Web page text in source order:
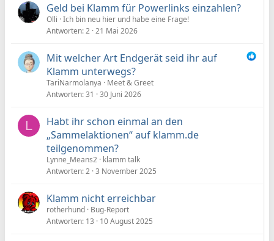
Geld bei Klamm für Powerlinks einzahlen?
Olli Ich bin neu hier und habe eine Frage!
Antworten 2 21 Mai 2026
Mit welcher Art Endgerät seid ihr auf
Klamm unterwegs?
TariNarmolanya
Meet & Greet
Antworten 31 30 Juni 2026
L
Habt ihr schon einmal an den
„Sammelaktionen“ auf klamm.de
teilgenommen?
Lynne_Means2 klamm talk
Antworten 2 3 November 2025
Klamm nicht erreichbar
rotherhund Bug-Report
Antworten 13 10 August 2025